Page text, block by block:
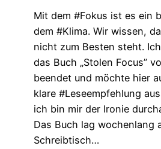
Mit dem #Fokus ist es ein
dem #Klima. Wir wissen,
nicht zum Besten steht.
das Buch „Stolen Focus”
beendet und möchte hier
klare #Leseempfehlung
ich bin mir der Ironie
Das Buch lag wochenlang
Schreibtisch…